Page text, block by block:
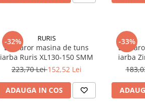
-32% RURIS
Demaror masina de tuns
iarba Ruris XL130-150 SMM
223,70 Lei152,52 Lei
ADAUGA IN COS
-33%
iarba